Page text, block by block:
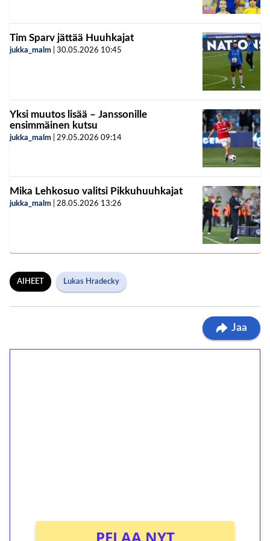
Tim Sparv jättää Huuhkajat
jukka_malm 30.05.2026 10:45
Yksi muutos lisää – Janssonille
ensimmäinen kutsu
jukka_malm 29.05.2026 09:14
Mika Lehkosuo valitsi Pikkuhuuhkajat
jukka_malm 28.05.2026 13:26
AIHEET Lukas Hradecky
Jaa
PELAA NYT